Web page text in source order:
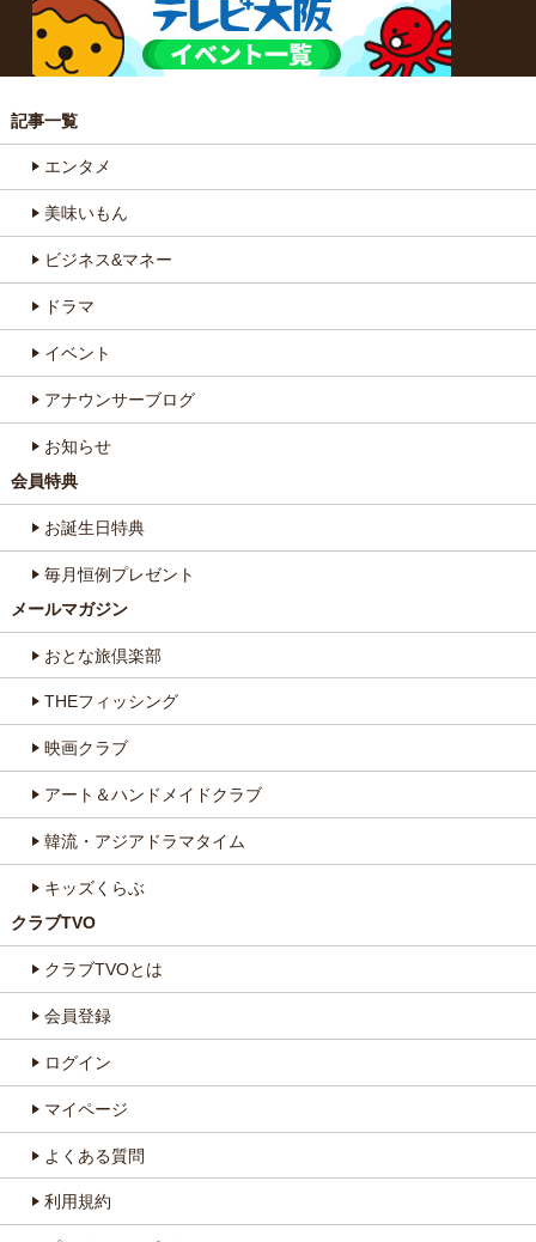
記事一覧
エンタメ
美味いもん
ビジネス&マネー
ドラマ
イベント
アナウンサーブログ
お知らせ
会員特典
お誕生日特典
毎月恒例プレゼント
メールマガジン
おとな旅倶楽部
THEフィッシング
映画クラブ
アート＆ハンドメイドクラブ
韓流・アジアドラマタイム
キッズくらぶ
クラブTVO
クラブTVOとは
会員登録
ログイン
マイページ
よくある質問
利用規約